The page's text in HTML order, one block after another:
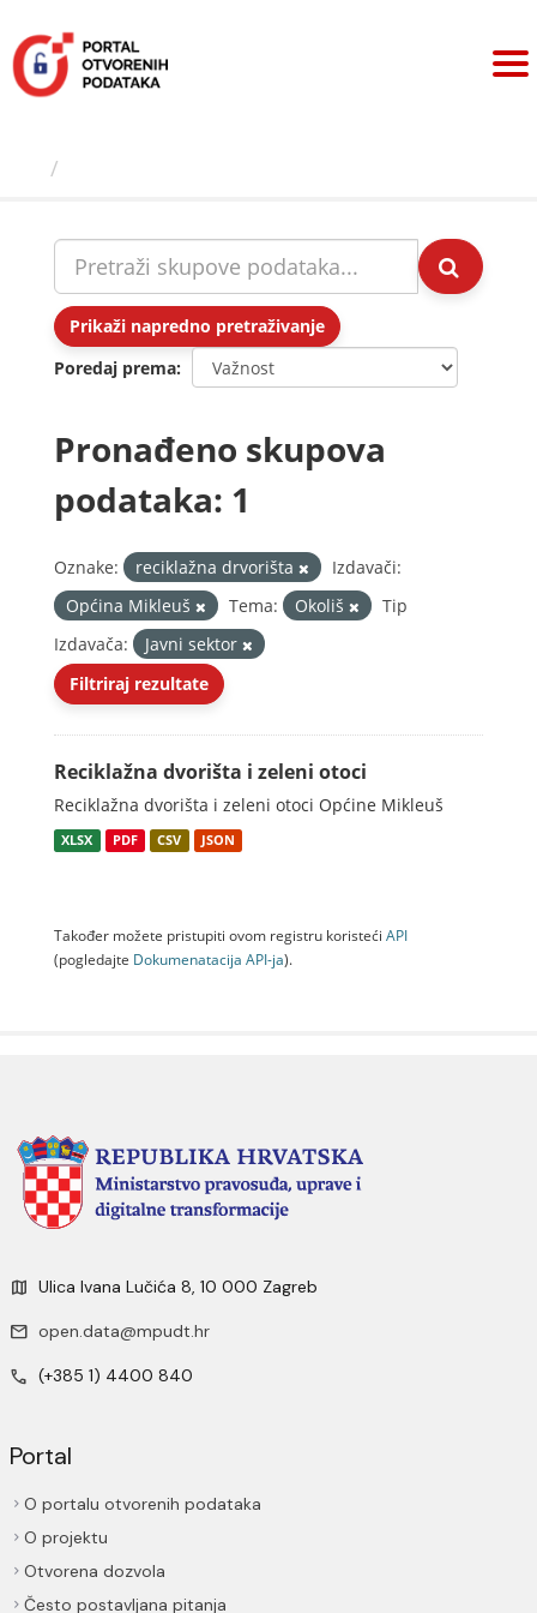
sadržaj
Prikaži napredno pretraživanje
Poredaj prema
Pronađeno skupova
podataka: 1
Oznake: reciklažna drvorišta
Izdavači:
Općina Mikleuš
Tema: Okoliš
Tip
Izdavača:
Javni sektor
Filtriraj rezultate
Reciklažna dvorišta i zeleni otoci
Reciklažna dvorišta i zeleni otoci Općine Mikleuš
XLSX PDF CSV JSON
Također možete pristupiti ovom registru koristeći API
(pogledajte Dokumenаtаcijа API-jа).